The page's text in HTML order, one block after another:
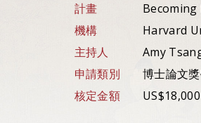
計畫
機構
Harvard
主持人
Amy
申請類別
博士論文
核定金額
US$18,000